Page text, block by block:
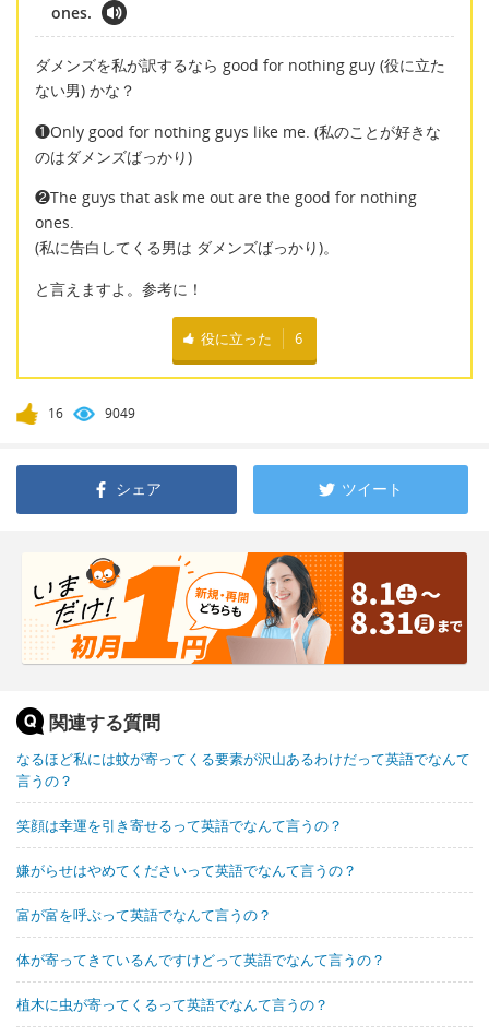
ones.
ダメンズを私が訳するなら good for nothing guy (役に立た
ない男) かな？
❶Only good for nothing guys like me. (私のことが好きな
のはダメンズばっかり)
❷The guys that ask me out are the good for nothing
ones.
(私に告白してくる男は ダメンズばっかり)。
と言えますよ。参考に！
役に立った 6
16 9049
シェア ツイート
関連する質問
なるほど私には蚊が寄ってくる要素が沢山あるわけだって英語でなんて
言うの？
笑顔は幸運を引き寄せるって英語でなんて言うの？
嫌がらせはやめてくださいって英語でなんて言うの？
富が富を呼ぶって英語でなんて言うの？
体が寄ってきているんですけどって英語でなんて言うの？
植木に虫が寄ってくるって英語でなんて言うの？